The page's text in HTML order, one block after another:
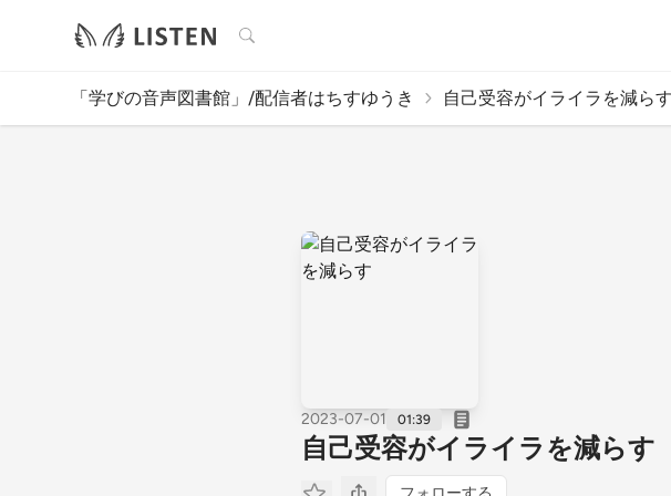
検索
「学びの音声図書館」/配信者はちすゆうき 自己受容がイライラを減らす
2023-07-01 01:39
自己受容がイライラを減らす